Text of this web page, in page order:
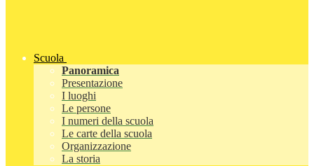
Scuola
Panoramica
Presentazione
I luoghi
Le persone
I numeri della scuola
Le carte della scuola
Organizzazione
La storia